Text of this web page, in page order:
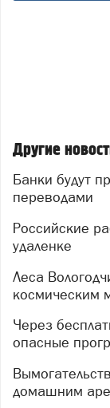
Другие
Банки будут проверять телефоны клиентов перед
переводами
Российские работодатели разочаровываются в
удаленке
Леса Вологодчины почти полностью охвачены
космическим
Через бесплатный Wi-Fi могут распространять
опасные
Вымогательство 3 млн рублей обернулось
домашним